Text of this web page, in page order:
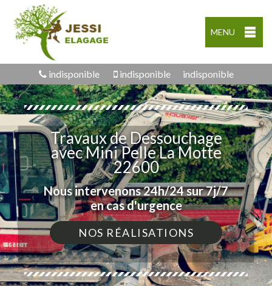
MENU
indisponible indisponible indisponible
Travaux de Dessouchage
avec Mini Pelle La Motte
22600
Nous intervenons 24h/24 sur 7j/7
en cas d'urgence
NOS RÉALISATIONS